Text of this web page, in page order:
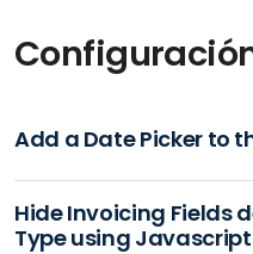
Add a Date Picker to
Hide Invoicing Fields
Type using Javascript